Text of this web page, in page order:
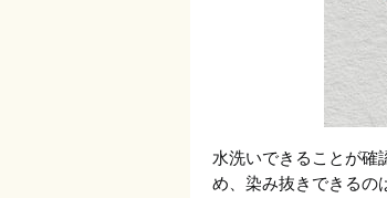
水洗いできることが確
め、染み抜きできるの